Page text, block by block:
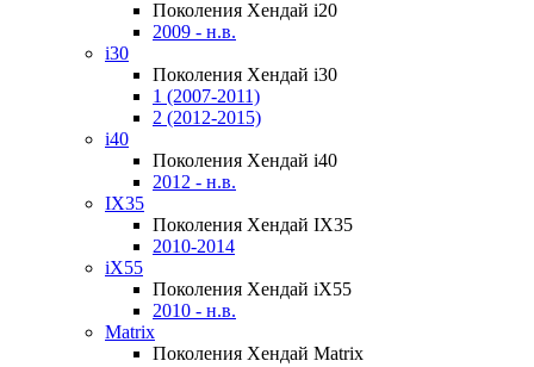
Поколения Хендай i20
2009 - н.в.
i30
Поколения Хендай i30
1 (2007-2011)
2 (2012-2015)
i40
Поколения Хендай i40
2012 - н.в.
IX35
Поколения Хендай IX35
2010-2014
iX55
Поколения Хендай iX55
2010 - н.в.
Matrix
Поколения Хендай Matrix